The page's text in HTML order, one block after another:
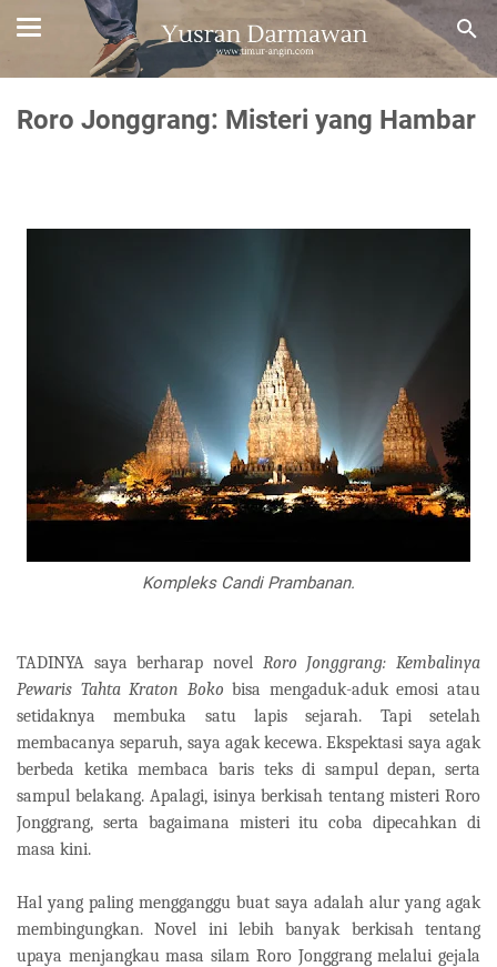
Roro Jonggrang: Misteri yang Hambar
Kompleks Candi Prambanan.
TADINYA saya berharap novel Roro Jonggrang: Kembalinya
Pewaris Tahta Kraton Boko bisa mengaduk-aduk emosi atau
setidaknya membuka satu lapis sejarah. Tapi setelah
membacanya separuh, saya agak kecewa. Ekspektasi saya agak
berbeda ketika membaca baris teks di sampul depan, serta
sampul belakang. Apalagi, isinya berkisah tentang misteri Roro
Jonggrang, serta bagaimana misteri itu coba dipecahkan di
masa kini.
Hal yang paling mengganggu buat saya adalah alur yang agak
membingungkan. Novel ini lebih banyak berkisah tentang
upaya menjangkau masa silam Roro Jonggrang melalui gejala